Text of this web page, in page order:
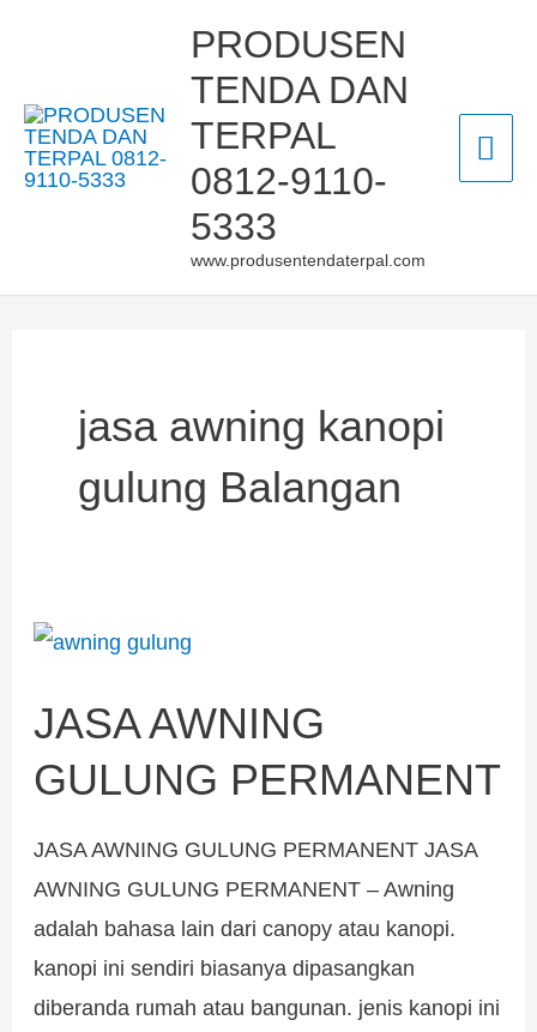
PRODUSEN
TENDA DAN
TERPAL
0812-9110-
5333
www.produsentendaterpal.com
jasa awning kanopi
gulung Balangan
JASA AWNING
GULUNG PERMANENT
JASA AWNING GULUNG PERMANENT JASA
AWNING GULUNG PERMANENT – Awning
adalah bahasa lain dari canopy atau kanopi.
kanopi ini sendiri biasanya dipasangkan
diberanda rumah atau bangunan. jenis kanopi ini
JASA
GULUNG